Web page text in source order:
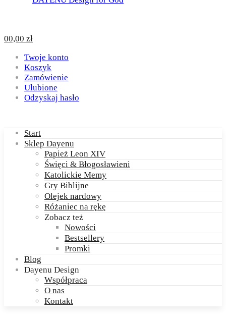
00,00 zł
Twoje konto
Koszyk
Zamówienie
Ulubione
Odzyskaj hasło
Start
Sklep Dayenu
Papież Leon XIV
Święci & Błogosławieni
Katolickie Memy
Gry Biblijne
Olejek nardowy
Różaniec na rękę
Zobacz też
Nowości
Bestsellery
Promki
Blog
Dayenu Design
Współpraca
O nas
Kontakt